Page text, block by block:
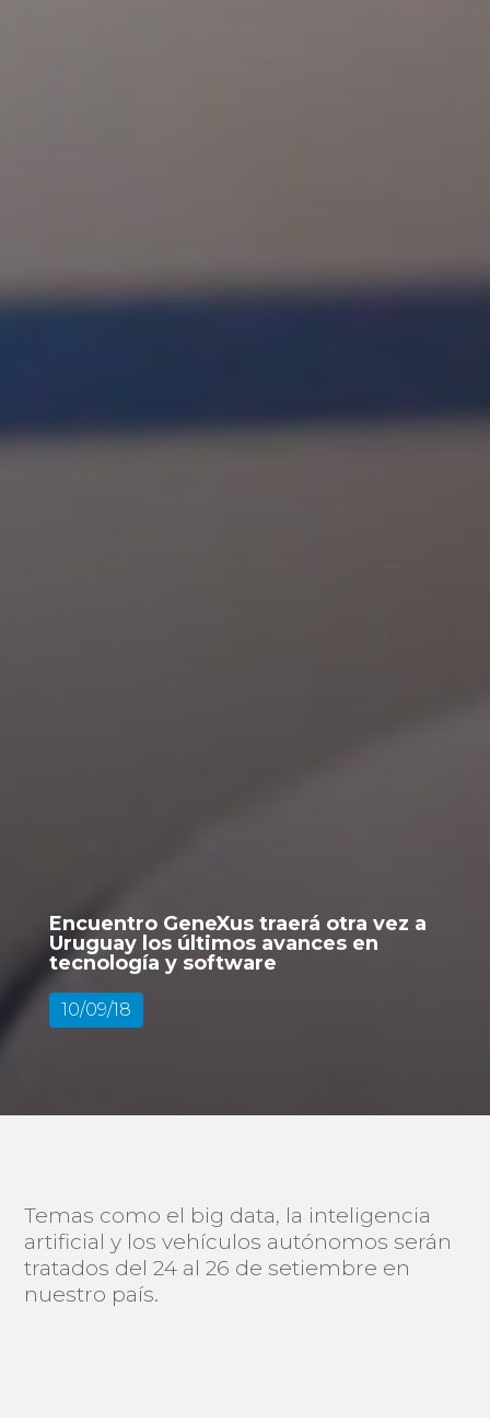
Encuentro GeneXus traerá otra vez a
Uruguay los últimos avances en
tecnología y software
10/09/18
Temas como el big data, la inteligencia
artificial y los vehículos autónomos serán
tratados del 24 al 26 de setiembre en
nuestro país.